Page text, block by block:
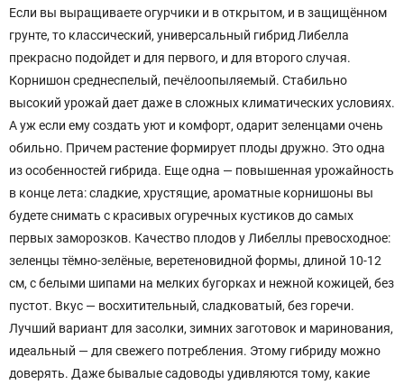
Если вы выращиваете огурчики и в открытом, и в защищённом
грунте, то классический, универсальный гибрид Либелла
прекрасно подойдет и для первого, и для второго случая.
Корнишон среднеспелый, печёлоопыляемый. Стабильно
высокий урожай дает даже в сложных климатических условиях.
А уж если ему создать уют и комфорт, одарит зеленцами очень
обильно. Причем растение формирует плоды дружно. Это одна
из особенностей гибрида. Еще одна — повышенная урожайность
в конце лета: сладкие, хрустящие, ароматные корнишоны вы
будете снимать с красивых огуречных кустиков до самых
первых заморозков. Качество плодов у Либеллы превосходное:
зеленцы тёмно-зелёные, веретеновидной формы, длиной 10-12
см, с белыми шипами на мелких бугорках и нежной кожицей, без
пустот. Вкус — восхитительный, сладковатый, без горечи.
Лучший вариант для засолки, зимних заготовок и маринования,
идеальный — для свежего потребления. Этому гибриду можно
доверять. Даже бывалые садоводы удивляются тому, какие